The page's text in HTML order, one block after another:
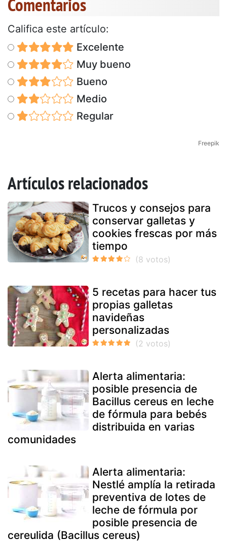
Califica este artículo:
Excelente
Muy bueno
Bueno
Medio
Regular
Freepik
Artículos relacionados
Trucos y consejos para
conservar galletas y
cookies frescas por más
tiempo
5 recetas para hacer tus
propias galletas
navideñas
personalizadas
Alerta alimentaria:
posible presencia de
Bacillus cereus en leche
de fórmula para bebés
distribuida en varias
comunidades
Alerta alimentaria:
Nestlé amplía la retirada
preventiva de lotes de
leche de fórmula por
posible presencia de
cereulida (Bacillus cereus)